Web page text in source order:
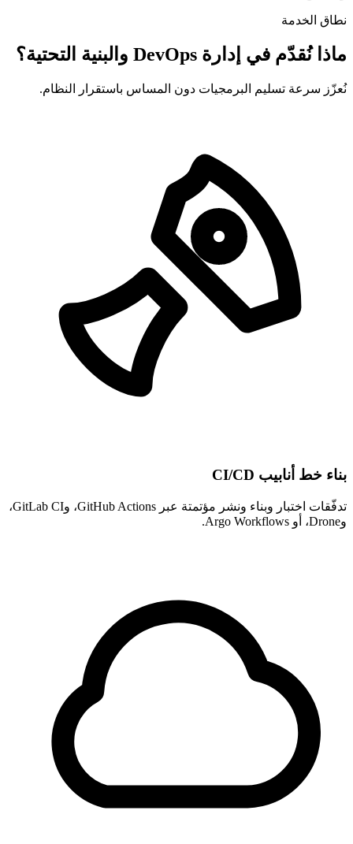
نطاق الخدمة
ماذا نُقدّم في إدارة DevOps والبنية التحتية؟
نُعزّز سرعة تسليم البرمجيات دون المساس باستقرار النظام.
بناء خط أنابيب CI/CD
تدفّقات اختبار وبناء ونشر مؤتمتة عبر GitHub Actions، وGitLab CI،
وDrone، أو Argo Workflows.